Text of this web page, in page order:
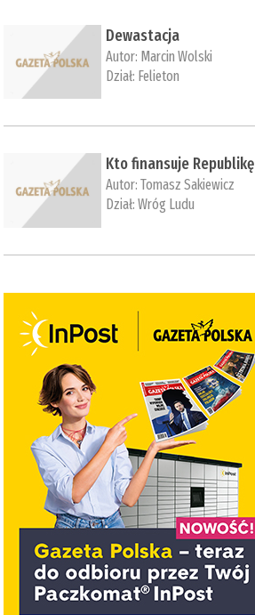
Dewastacja
Autor: Marcin Wolski
Dział: Felieton
Kto finansuje Republikę
Autor:Tomasz Sakiewicz
Dział:Wróg Ludu